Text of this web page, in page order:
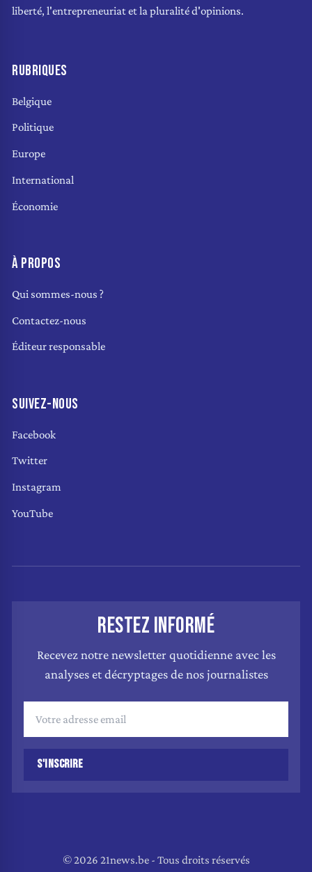
liberté, l'entrepreneuriat et la pluralité d'opinions.
RUBRIQUES
Belgique
Politique
Europe
International
Économie
À PROPOS
Qui sommes-nous ?
Contactez-nous
Éditeur responsable
SUIVEZ-NOUS
Facebook
Twitter
Instagram
YouTube
RESTEZ INFORMÉ
Recevez notre newsletter quotidienne avec les
analyses et décryptages de nos journalistes
S'INSCRIRE
© 2026 21news.be - Tous droits réservés